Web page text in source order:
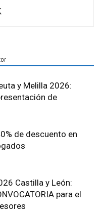
y Melilla 2026:
de
de descuento en
Castilla y León:
para el